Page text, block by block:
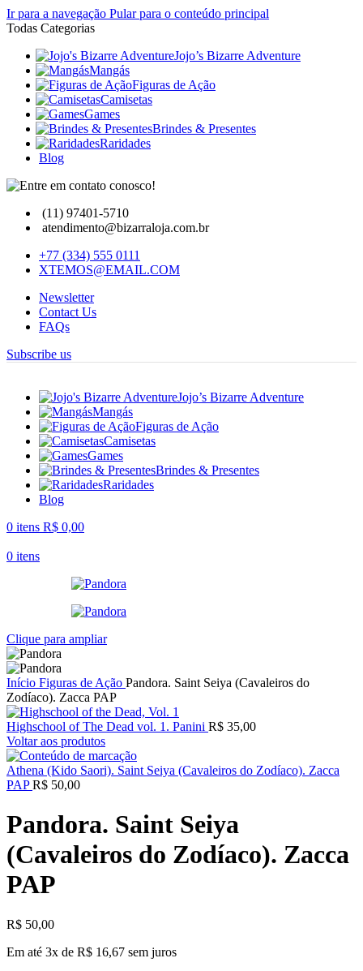
Ir para a navegação Pular para o conteúdo principal
Todas Categorias
Jojo’s Bizarre Adventure
Mangás
Figuras de Ação
Camisetas
Games
Brindes & Presentes
Raridades
Blog
(11) 97401-5710
atendimento@bizarraloja.com.br
+77 (334) 555 0111
XTEMOS@EMAIL.COM
Newsletter
Contact Us
FAQs
Subscribe us
Jojo’s Bizarre Adventure
Mangás
Figuras de Ação
Camisetas
Games
Brindes & Presentes
Raridades
Blog
0 itens R$ 0,00
0 itens
Clique para ampliar
Início Figuras de Ação Pandora. Saint Seiya (Cavaleiros do
Zodíaco). Zacca PAP
Highschool of The Dead vol. 1. Panini R$ 35,00
Voltar aos produtos
Athena (Kido Saori). Saint Seiya (Cavaleiros do Zodíaco). Zacca
PAPR$ 50,00
Pandora. Saint Seiya
(Cavaleiros do Zodíaco). Zacca
PAP
R$ 50,00
Em até 3x de R$ 16,67 sem juros